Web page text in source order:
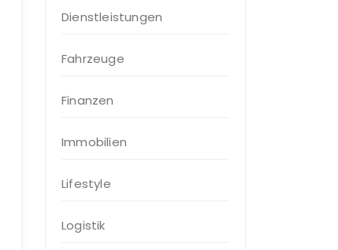
Dienstleistungen
Fahrzeuge
Finanzen
Immobilien
Lifestyle
Logistik